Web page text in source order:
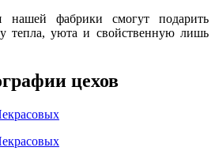
нашей фабрики смогут подарить
тепла, уюта и свойственную лишь
цехов